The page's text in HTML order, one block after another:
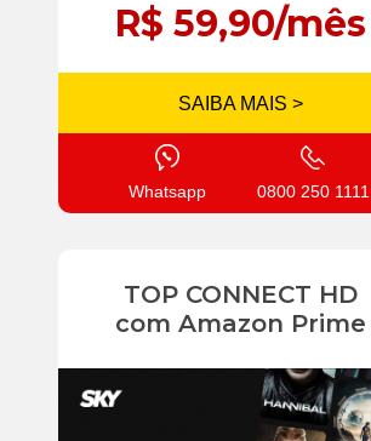
R$ 59,90/mês
SAIBA MAIS >
Whatsapp 0800 250 1111
TOP CONNECT HD
com Amazon Prime